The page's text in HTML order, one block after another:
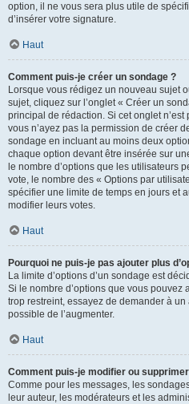
option, il ne vous sera plus utile de
d’insérer votre signature.
Haut
Comment puis-je créer un sondage ?
Lorsque vous rédigez un nouveau sujet
sujet, cliquez sur l’onglet « Créer un
principal de rédaction. Si cet onglet
vous n’ayez pas la permission de créer
sondage en incluant au moins deux
chaque option devant être insérée sur
le nombre d’options que les utilisateurs
vote, le nombre des « Options par
spécifier une limite de temps en jours et
modifier leurs votes.
Haut
Pourquoi ne puis-je pas ajouter plus
La limite d’options d’un sondage est
Si le nombre d’options que vous pouvez
trop restreint, essayez de demander à un
possible de l’augmenter.
Haut
Comment puis-je modifier ou
Comme pour les messages, les
leur auteur, les modérateurs et les